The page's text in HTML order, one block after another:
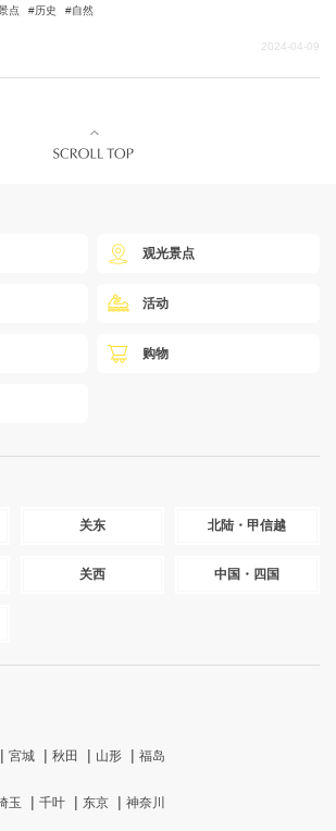
点 历史 自然
2024-04-09
观光景点
活动
购物
关东 北陆・甲信越
关西 中国・四国
宮城 秋田 山形
福岛
玉 千叶 东京
神奈川